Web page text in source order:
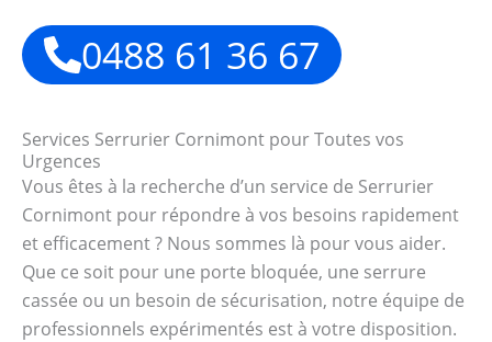
0488 61 36 67
Services Serrurier Cornimont pour Toutes vos
Urgences
Vous êtes à la recherche d’un service de Serrurier
Cornimont pour répondre à vos besoins rapidement
et efficacement ? Nous sommes là pour vous aider.
Que ce soit pour une porte bloquée, une serrure
cassée ou un besoin de sécurisation, notre équipe de
professionnels expérimentés est à votre disposition.